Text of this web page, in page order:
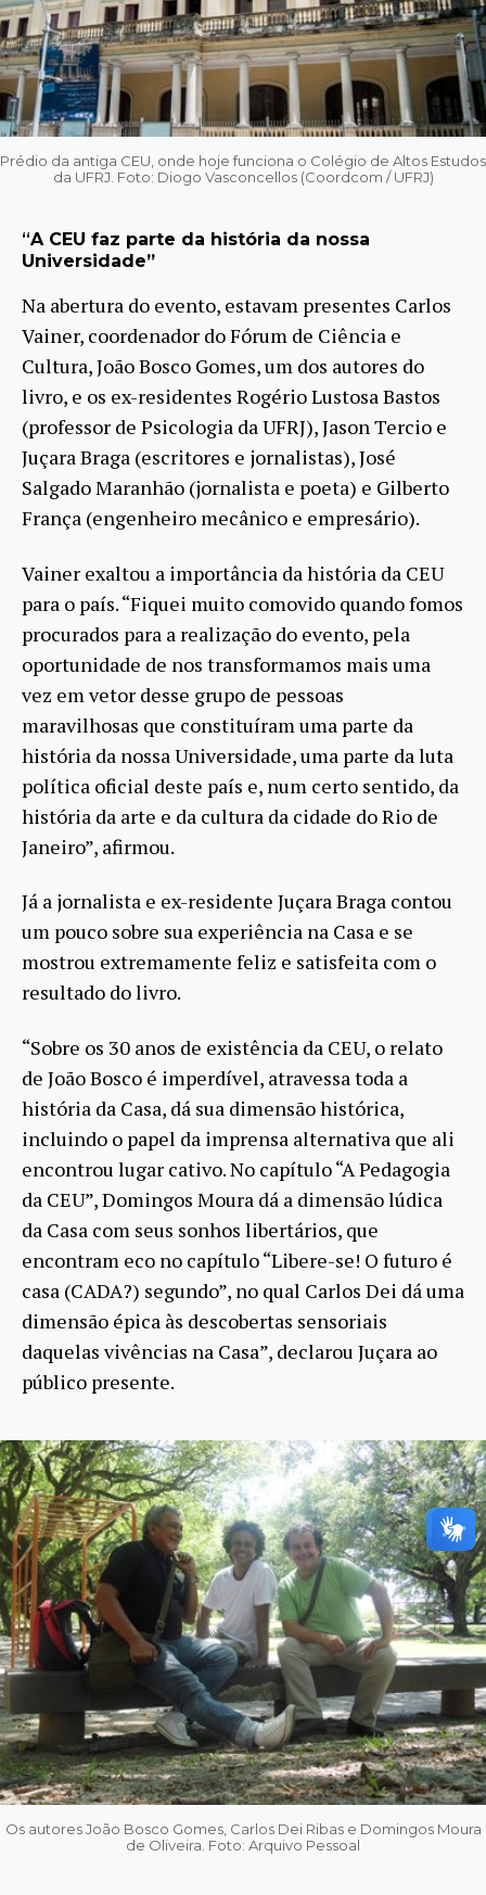
Prédio da antiga CEU, onde hoje funciona o Colégio de Altos Estudos
da UFRJ. Foto: Diogo Vasconcellos (Coordcom / UFRJ)
“A CEU faz parte da história da nossa
Universidade”
Na abertura do evento, estavam presentes Carlos
Vainer, coordenador do Fórum de Ciência e
Cultura, João Bosco Gomes, um dos autores do
livro, e os ex-residentes Rogério Lustosa Bastos
(professor de Psicologia da UFRJ), Jason Tercio e
Juçara Braga (escritores e jornalistas), José
Salgado Maranhão (jornalista e poeta) e Gilberto
França (engenheiro mecânico e empresário).
Vainer exaltou a importância da história da CEU
para o país. “Fiquei muito comovido quando fomos
procurados para a realização do evento, pela
oportunidade de nos transformamos mais uma
vez em vetor desse grupo de pessoas
maravilhosas que constituíram uma parte da
história da nossa Universidade, uma parte da luta
política oficial deste país e, num certo sentido, da
história da arte e da cultura da cidade do Rio de
Janeiro”, afirmou.
Já a jornalista e ex-residente Juçara Braga contou
um pouco sobre sua experiência na Casa e se
mostrou extremamente feliz e satisfeita com o
resultado do livro.
“Sobre os 30 anos de existência da CEU, o relato
de João Bosco é imperdível, atravessa toda a
história da Casa, dá sua dimensão histórica,
incluindo o papel da imprensa alternativa que ali
encontrou lugar cativo. No capítulo “A Pedagogia
da CEU”, Domingos Moura dá a dimensão lúdica
da Casa com seus sonhos libertários, que
encontram eco no capítulo “Libere-se! O futuro é
casa (CADA?) segundo”, no qual Carlos Dei dá uma
dimensão épica às descobertas sensoriais
daquelas vivências na Casa”, declarou Juçara ao
público presente.
Os autores João Bosco Gomes, Carlos Dei Ribas e Domingos Moura
de Oliveira. Foto: Arquivo Pessoal